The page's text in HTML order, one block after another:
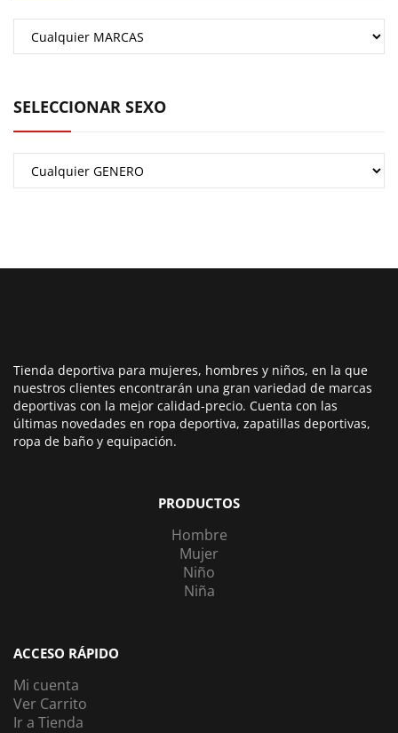
SELECCIONAR SEXO
Tienda deportiva para mujeres, hombres y niños, en la que
nuestros clientes encontrarán una gran variedad de marcas
deportivas con la mejor calidad-precio. Cuenta con las
últimas novedades en ropa deportiva, zapatillas deportivas,
ropa de baño y equipación.
PRODUCTOS
Hombre
Mujer
Niño
Niña
ACCESO RÁPIDO
Mi cuenta
Ver Carrito
Ir a Tienda